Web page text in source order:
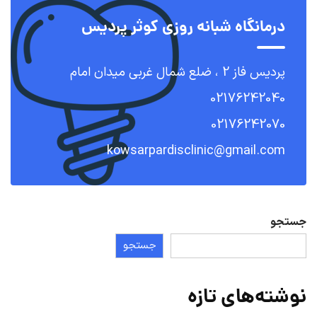
درمانگاه شبانه روزی کوثر پردیس
پردیس فاز 2 ، ضلع شمال غربی میدان امام
02176242040
02176242070
kowsarpardisclinic@gmail.com
جستجو
جستجو
نوشته‌های تازه